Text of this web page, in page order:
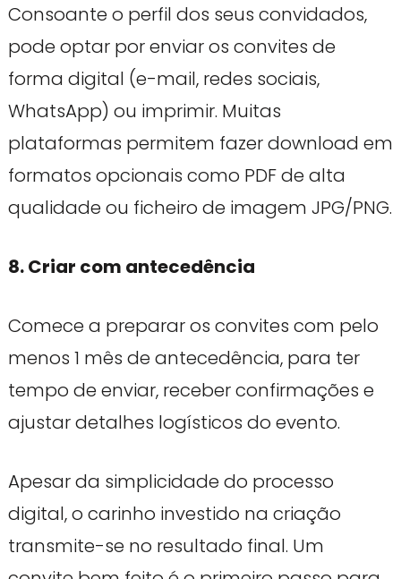
Consoante o perfil dos seus convidados,
pode optar por enviar os convites de
forma digital (e-mail, redes sociais,
WhatsApp) ou imprimir. Muitas
plataformas permitem fazer download em
formatos opcionais como PDF de alta
qualidade ou ficheiro de imagem JPG/PNG.
8. Criar com antecedência
Comece a preparar os convites com pelo
menos 1 mês de antecedência, para ter
tempo de enviar, receber confirmações e
ajustar detalhes logísticos do evento.
Apesar da simplicidade do processo
digital, o carinho investido na criação
transmite-se no resultado final. Um